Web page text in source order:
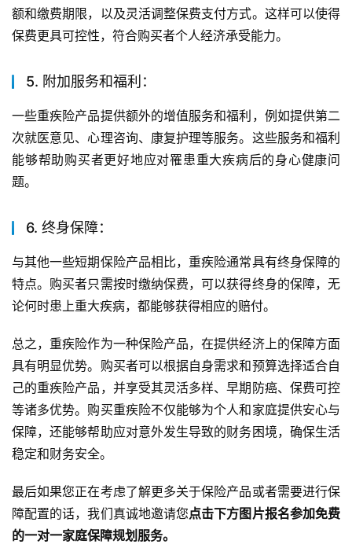
额和缴费期限，以及灵活调整保费支付方式。这样可以使得
保费更具可控性，符合购买者个人经济承受能力。
5. 附加服务和福利：
一些重疾险产品提供额外的增值服务和福利，例如提供第二
次就医意见、心理咨询、康复护理等服务。这些服务和福利
能够帮助购买者更好地应对罹患重大疾病后的身心健康问
题。
6. 终身保障：
与其他一些短期保险产品相比，重疾险通常具有终身保障的
特点。购买者只需按时缴纳保费，可以获得终身的保障，无
论何时患上重大疾病，都能够获得相应的赔付。
总之，重疾险作为一种保险产品，在提供经济上的保障方面
具有明显优势。购买者可以根据自身需求和预算选择适合自
己的重疾险产品，并享受其灵活多样、早期防癌、保费可控
等诸多优势。购买重疾险不仅能够为个人和家庭提供安心与
保障，还能够帮助应对意外发生导致的财务困境，确保生活
稳定和财务安全。
最后如果您正在考虑了解更多关于保险产品或者需要进行保
障配置的话，我们真诚地邀请您点击下方图片报名参加免费
的一对一家庭保障规划服务。